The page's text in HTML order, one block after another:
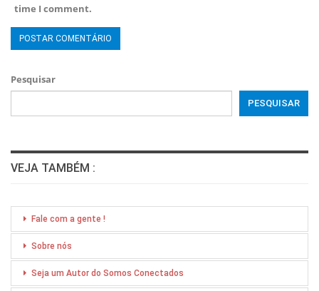
time I comment.
Pesquisar
PESQUISAR
VEJA TAMBÉM :
Fale com a gente !
Sobre nós
Seja um Autor do Somos Conectados